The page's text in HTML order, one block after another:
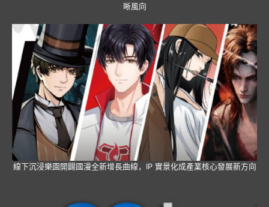
晰風向
線下沉浸樂園開闢國漫全新增長曲線，IP 實景化成產業核心發展新方向